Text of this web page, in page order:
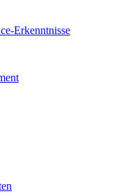
Erkenntnisse